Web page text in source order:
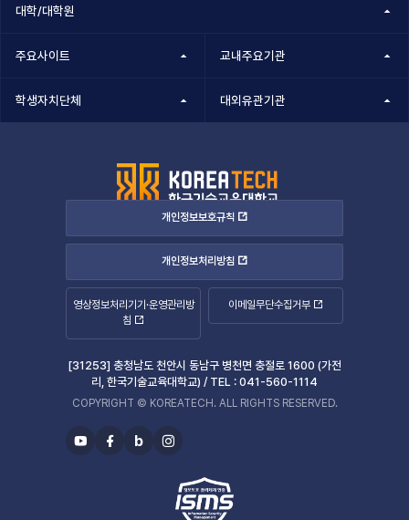
대학/대학원
주요사이트 교내주요기관
학생자치단체 대외유관기관
개인정보보호규칙
개인정보처리방침
영상정보처리기기·운영관리방
침
이메일무단수집거부
[31253] 충청남도 천안시 동남구 병천면 충절로 1600 (가전
리, 한국기술교육대학교) / TEL : 041-560-1114
COPYRIGHT © KOREATECH. ALL RIGHTS RESERVED.
유
페
b
블
인
타
그